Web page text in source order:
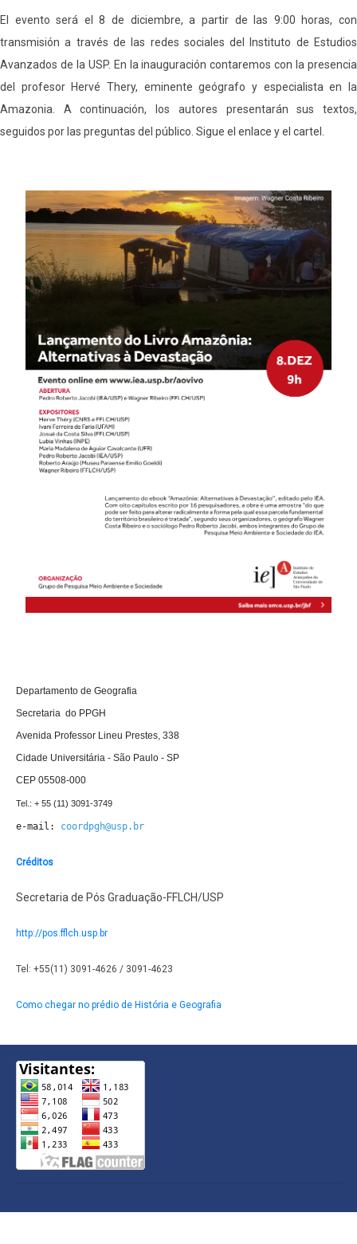
El evento será el 8 de diciembre, a partir de las 9:00 horas, con
transmisión a través de las redes sociales del Instituto de Estudios
Avanzados de la USP. En la inauguración contaremos con la presencia
del profesor Hervé Thery, eminente geógrafo y especialista en la
Amazonia. A continuación, los autores presentarán sus textos,
seguidos por las preguntas del público. Sigue el enlace y el cartel.
Departamento de Geografia
Secretaria  do PPGH
Avenida Professor Lineu Prestes, 338
Cidade Universitária - São Paulo - SP
CEP 05508-000
e-mail: coordpgh@usp.br
Créditos
Secretaria de Pós Graduação-FFLCH/USP
http://pos.fflch.usp.br
Tel: +55(11) 3091-4626 / 3091-4623
Como chegar no prédio de História e Geografia